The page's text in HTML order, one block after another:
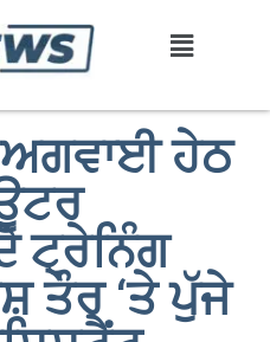
ਅਗਵਾਈ ਹੇਠ
ਟ੍ਰੇਨਿੰਗ
ਤੌਰ ‘ਤੇ ਪੁੱਜੇ